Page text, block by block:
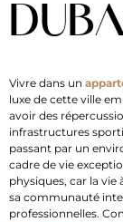
Vivre dans un
luxe de cette ville
avoir des
infrastructures
passant par un
cadre de vie
physiques, car la vie
sa communauté
professionnelles.